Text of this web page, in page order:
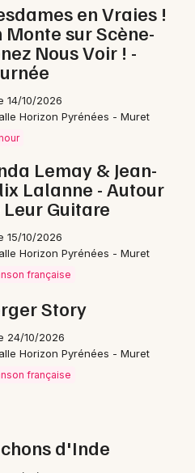
en Vraies !
Monte sur Scène-
Nous Voir ! -
14/10/2026
Horizon Pyrénées - Muret
Lemay & Jean-
Lalanne - Autour
Leur Guitare
15/10/2026
Horizon Pyrénées - Muret
française
Story
24/10/2026
Horizon Pyrénées - Muret
française
d'Inde